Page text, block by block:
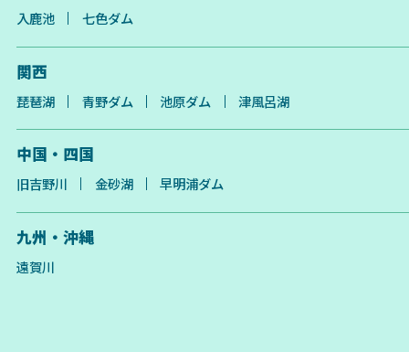
入鹿池 七色ダム
関西
琵琶湖 青野ダム 池原ダム 津風呂湖
中国・四国
旧吉野川 金砂湖 早明浦ダム
九州・沖縄
遠賀川